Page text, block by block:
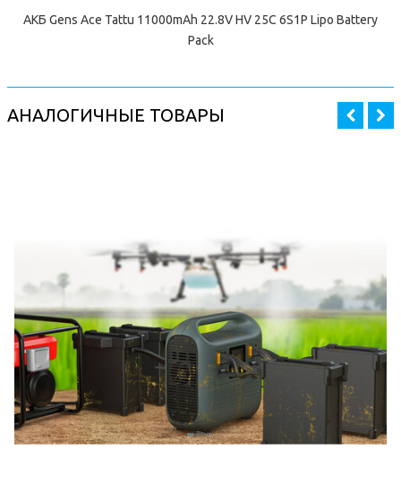
АКБ Gens Ace Tattu 11000mAh 22.8V HV 25C 6S1P Lipo Battery
Pack
АНАЛОГИЧНЫЕ ТОВАРЫ